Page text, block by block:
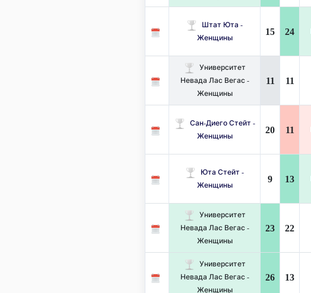
Штат Юта -
Женщины
15 24
Университет
Невада Лас Вегас -
Женщины
11 11
Сан-Диего Стейт -
Женщины
20 11
Юта Стейт -
Женщины
9 13
Университет
Невада Лас Вегас -
Женщины
23 22
Университет
Невада Лас Вегас -
Женщины
26 13